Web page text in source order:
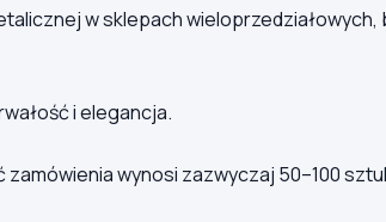
w sklepach
i elegancja.
wynosi zazwyczaj 50–100